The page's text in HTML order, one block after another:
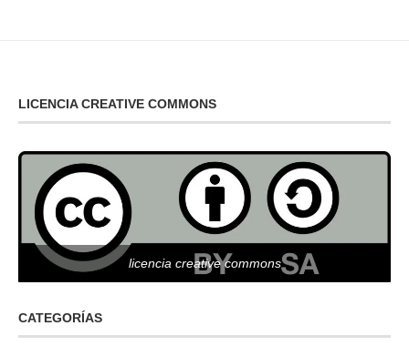
LICENCIA CREATIVE COMMONS
licencia creative commons
CATEGORÍAS